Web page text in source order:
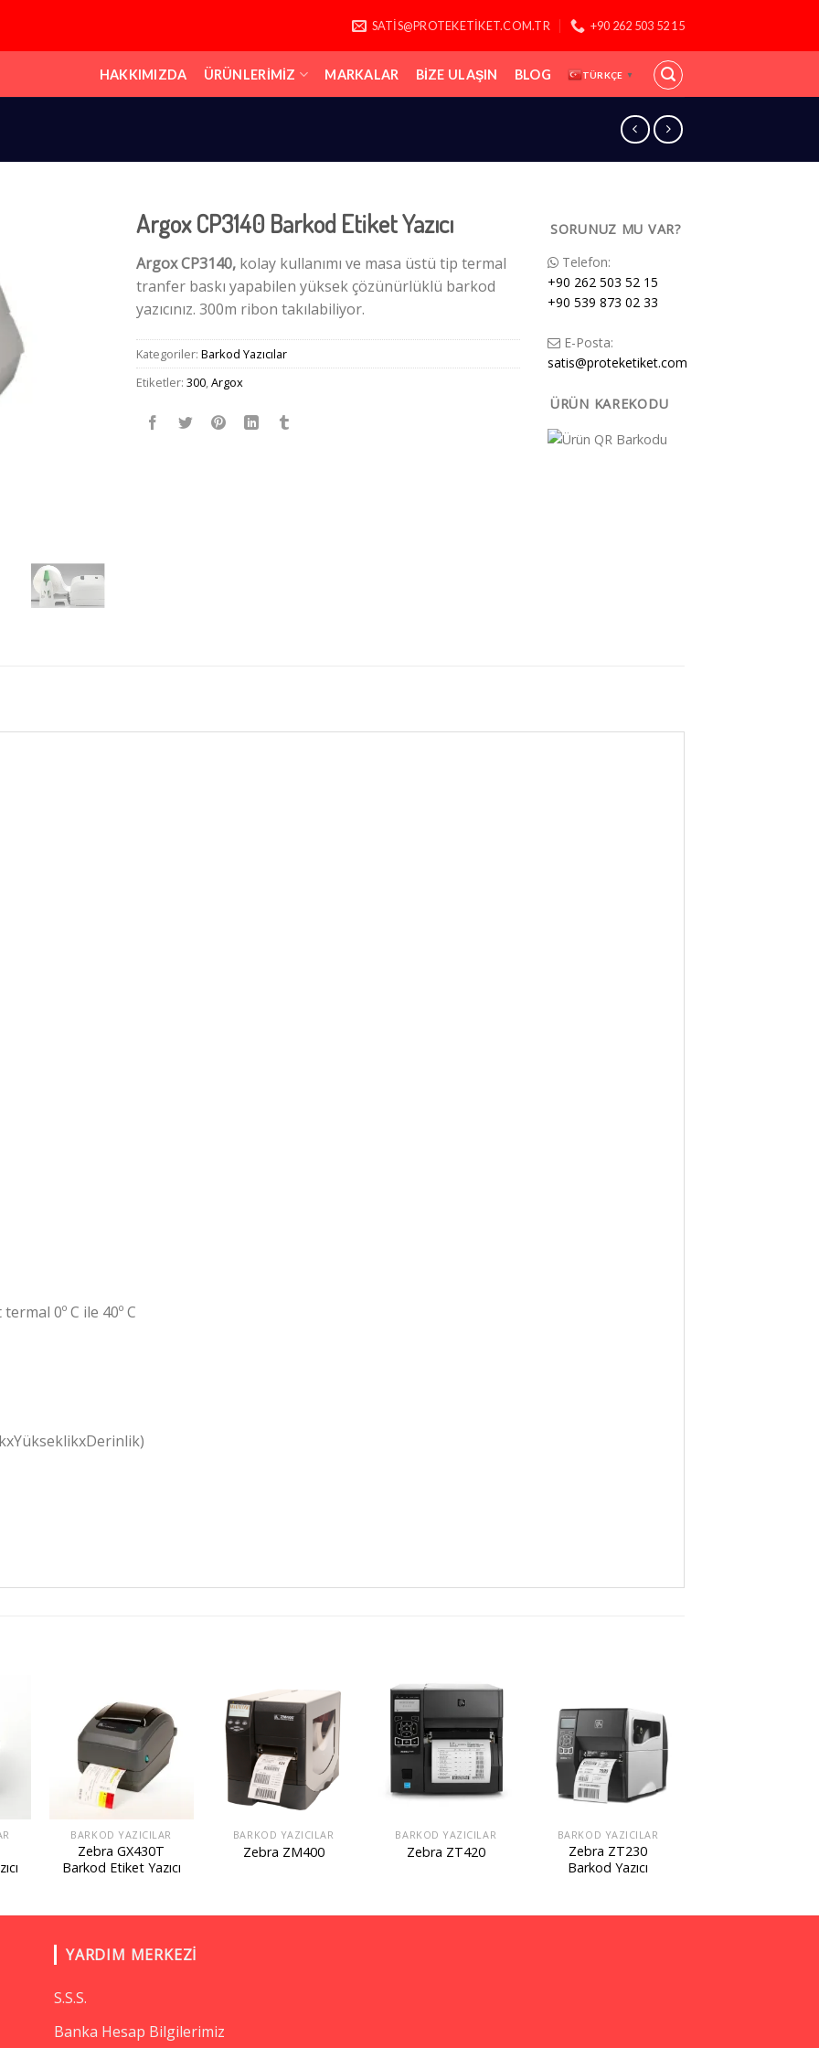
SATIS@PROTEKETIKET.COM.TR +90 262 503 52 15
HAKKIMIZDA ÜRÜNLERIMIZ MARKALAR BIZE ULAŞIN BLOG TÜRKÇE ▼
Argox CP3140 Barkod Etiket Yazıcı
Argox CP3140, kolay kullanımı ve masa üstü tip termal
tranfer baskı yapabilen yüksek çözünürlüklü barkod
yazıcınız. 300m ribon takılabiliyor.
Kategoriler: Barkod Yazıcılar
Etiketler: 300,Argox
SORUNUZ MU VAR?
Telefon:
+90 262 503 52 15
+90 539 873 02 33
E-Posta:
satis@proteketiket.com
ÜRÜN KAREKODU
0º C ile 40º C
BARKOD YAZICILAR
Zebra GX430T
Barkod Etiket Yazıcı
BARKOD YAZICILAR
Zebra ZM400
BARKOD YAZICILAR
Zebra ZT420
BARKOD YAZICILAR
Zebra ZT230
Barkod Yazıcı
YARDIM MERKEZI
S.S.S.
Banka Hesap Bilgilerimiz